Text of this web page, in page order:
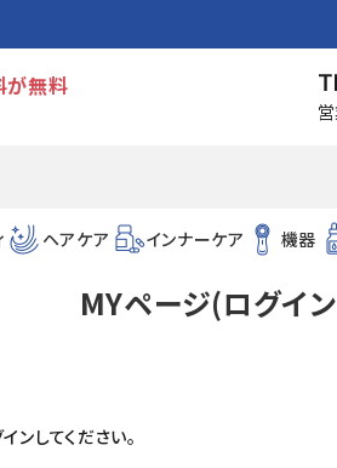
が無料
ヘアケア インナーケア 機器
MYページ(ログイ
ンしてください。